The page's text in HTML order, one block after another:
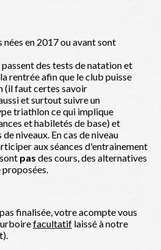
nées en 2017 ou avant sont
passent des tests de natation et
rentrée afin que le club puisse
(il faut certes savoir
et surtout suivre un
triathlon ce qui implique
et habiletés de base) et
niveaux. En cas de niveau
aux séances d'entrainement
sont pas des cours, des alternatives
finalisée, votre acompte vous
facultatif laissé à notre